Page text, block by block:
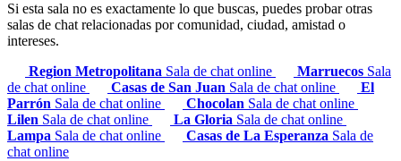
Si esta sala no es exactamente lo que buscas, puedes probar otras
salas de chat relacionadas por comunidad, ciudad, amistad o
intereses.
Region Metropolitana Sala de chat online Marruecos Sala
de chat online
Casas de San Juan Sala de chat online
El
Parrón Sala de chat online Chocolan Sala de chat online
Lilen Sala de chat online La Gloria Sala de chat online
Lampa Sala de chat online Casas de La Esperanza Sala de
chat online